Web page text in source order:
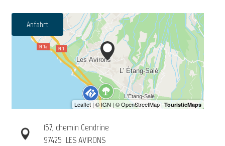
Anfahrt
157, chemin Cendrine
97425 LES AVIRONS